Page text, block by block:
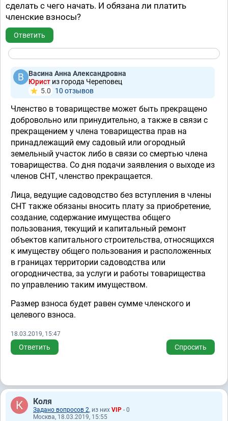
сделать с чего начать. И обязана ли платить
членские взносы?
Ответить
Васина Анна Александровна
Юрист из города Череповец
5.0
10 отзывов
Членство в товариществе может быть прекращено
добровольно или принудительно, а также в связи с
прекращением у члена товарищества прав на
принадлежащий ему садовый или огородный
земельный участок либо в связи со смертью члена
товарищества. Со дня подачи заявления о выходе из
членов СНТ, членство прекращается.
Лица, ведущие садоводство без вступления в члены
СНТ также обязаны вносить плату за приобретение,
создание, содержание имущества общего
пользования, текущий и капитальный ремонт
объектов капитального строительства, относящихся
к имуществу общего пользования и расположенных
в границах территории садоводства или
огородничества, за услуги и работы товарищества
по управлению таким имуществом.
Размер взноса будет равен сумме членского и
целевого взноса.
18.03.2019, 15:47
Ответить Спросить
Коля
Задано вопросов 2, из них VIP - 0
Москва, 18.03.2019, 15:55